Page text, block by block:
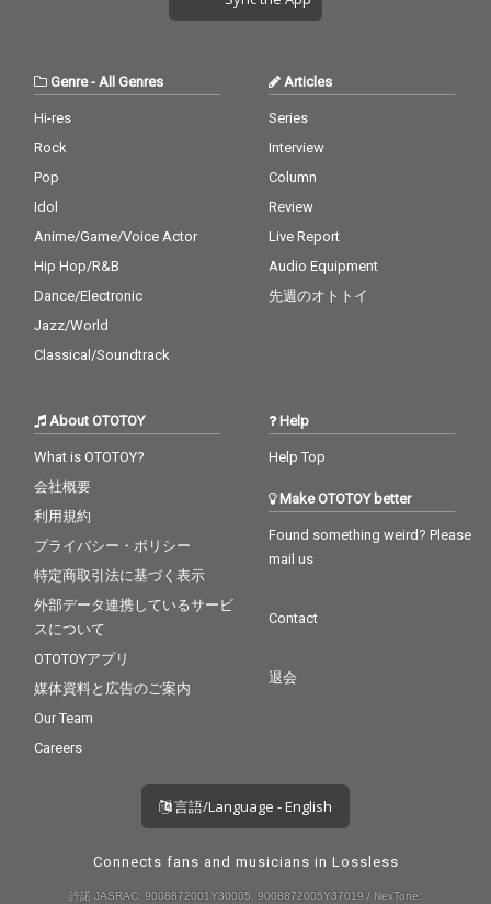
Genre- All Genres
Hi-res
Rock
Pop
Idol
Anime/Game/Voice Actor
Hip Hop/R&B
Dance/Electronic
Jazz/World
Classical/Soundtrack
Articles
Series
Interview
Column
Review
Live Report
Audio Equipment
先週のオトトイ
About OTOTOY
What is OTOTOY?
会社概要
利用規約
プライバシー・ポリシー
特定商取引法に基づく表示
外部データ連携しているサービ
スについて
OTOTOYアプリ
媒体資料と広告のご案内
Our Team
Careers
Help
Help Top
Make OTOTOY better
Found something weird? Please
mail us
Contact
退会
言語/Language - English
Connects fans and musicians in Lossless
許諾 JASRAC: 9008872001Y30005, 9008872005Y37019 / NexTone: